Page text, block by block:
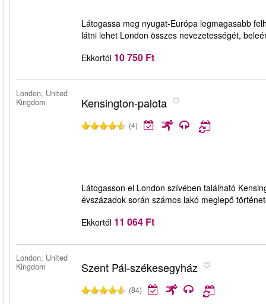
Látogassa meg nyugat-Európa legmagasabb
látni lehet London összes nevezetességét,
Ekkortól 10 750 Ft
London, United
Kingdom
Kensington-palota
(4)
Látogasson el London szívében található
évszázadok során számos lakó meglepő
Ekkortól 11 064 Ft
London, United
Kingdom
Szent Pál-székesegyház
(84)